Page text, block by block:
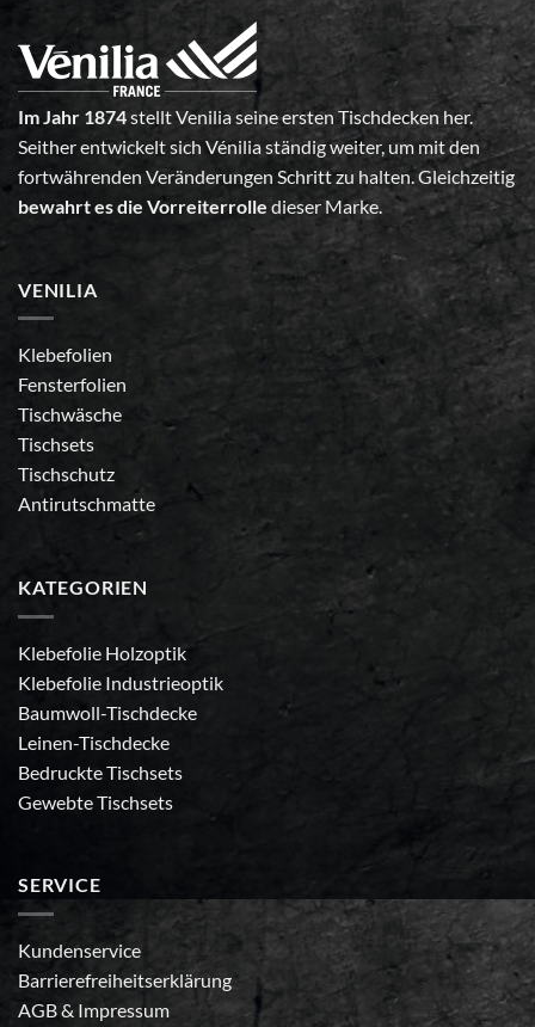
Im Jahr 1874stellt Venilia seine ersten Tischdecken her.
Seither entwickelt sich Vénilia ständig weiter, um mit den
fortwährenden Veränderungen Schritt zu halten. Gleichzeitig
bewahrt es die Vorreiterrolle dieser Marke.
VENILIA
Klebefolien
Fensterfolien
Tischwäsche
Tischsets
Tischschutz
Antirutschmatte
KATEGORIEN
Klebefolie Holzoptik
Klebefolie Industrieoptik
Baumwoll-Tischdecke
Leinen-Tischdecke
Bedruckte Tischsets
Gewebte Tischsets
SERVICE
Kundenservice
Barrierefreiheitserklärung
AGB& Impressum